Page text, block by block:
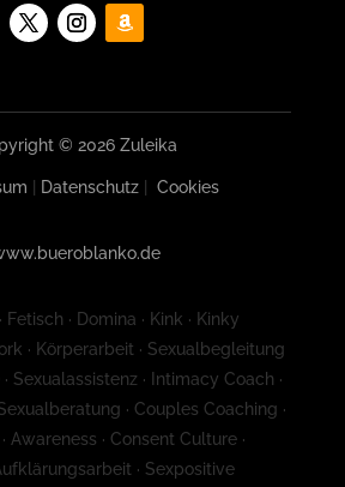
© 2026 Zuleika
Datenschutz| Cookies
Fetisch · Domina · Kink · Kinky
· Körperarbeit · Sexualbegleitung
Sexualassistenz · Intimacy Coach ·
· Couples Coaching ·
Awareness · Consent Culture ·
· Sexpositive